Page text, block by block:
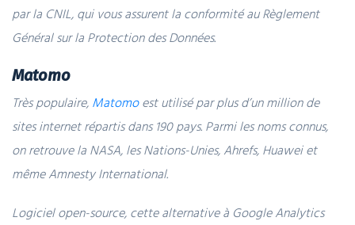
par la CNIL, qui vous assurent la conformité au Règlement
Général sur la Protection des Données.
Matomo
Très populaire, Matomoest utilisé par plus d’un million de
sites internet répartis dans 190 pays. Parmi les noms connus,
on retrouve la NASA, les Nations-Unies, Ahrefs, Huawei et
même Amnesty International.
Logiciel open-source, cette alternative à Google Analytics